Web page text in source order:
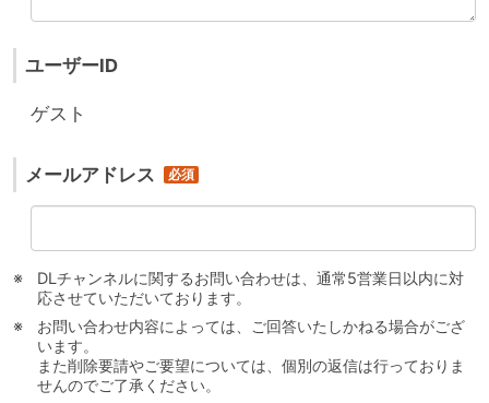
ユーザーID
ゲスト
メールアドレス
DLチャンネルに関するお問い合わせは、通常5営業日以内に対
応させていただいております。
お問い合わせ内容によっては、ご回答いたしかねる場合がござ
います。
また削除要請やご要望については、個別の返信は行っておりま
せんのでご了承ください。